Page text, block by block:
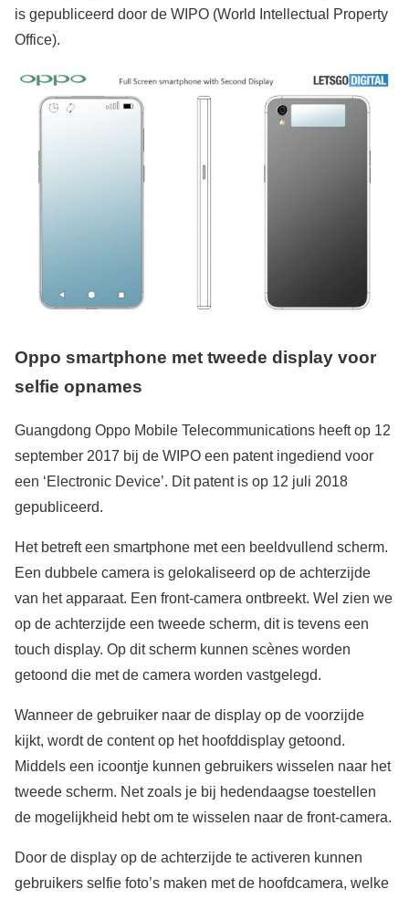
is gepubliceerd door de WIPO (World Intellectual Property
Office).
Oppo smartphone met tweede display voor
selfie opnames
Guangdong Oppo Mobile Telecommunications heeft op 12
september 2017 bij de WIPO een patent ingediend voor
een ‘Electronic Device’. Dit patent is op 12 juli 2018
gepubliceerd.
Het betreft een smartphone met een beeldvullend scherm.
Een dubbele camera is gelokaliseerd op de achterzijde
van het apparaat. Een front-camera ontbreekt. Wel zien we
op de achterzijde een tweede scherm, dit is tevens een
touch display. Op dit scherm kunnen scènes worden
getoond die met de camera worden vastgelegd.
Wanneer de gebruiker naar de display op de voorzijde
kijkt, wordt de content op het hoofddisplay getoond.
Middels een icoontje kunnen gebruikers wisselen naar het
tweede scherm. Net zoals je bij hedendaagse toestellen
de mogelijkheid hebt om te wisselen naar de front-camera.
Door de display op de achterzijde te activeren kunnen
gebruikers selfie foto’s maken met de hoofdcamera, welke